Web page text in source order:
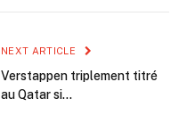
NEXT ARTICLE
Verstappen triplement titré
au Qatar si…